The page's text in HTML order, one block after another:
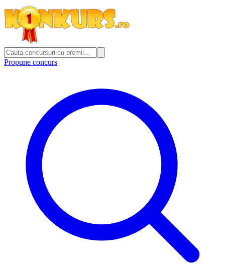
Propune concurs